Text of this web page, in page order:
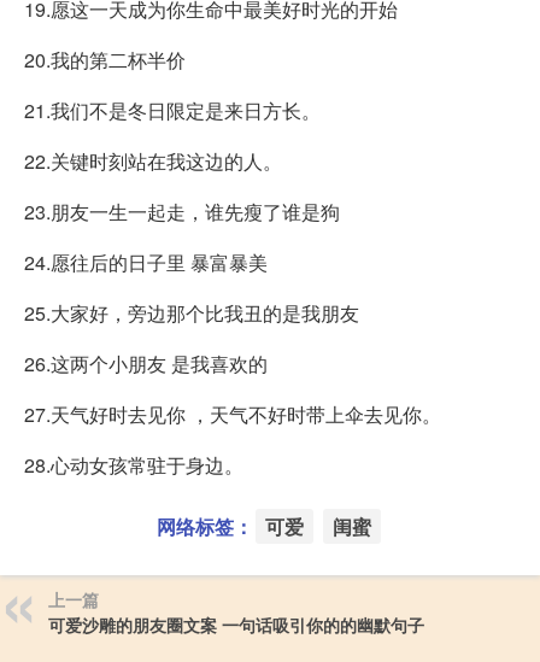
19.愿这一天成为你生命中最美好时光的开始
20.我的第二杯半价
21.我们不是冬日限定是来日方长。
22.关键时刻站在我这边的人。
23.朋友一生一起走，谁先瘦了谁是狗
24.愿往后的日子里 暴富暴美
25.大家好，旁边那个比我丑的是我朋友
26.这两个小朋友 是我喜欢的
27.天气好时去见你 ，天气不好时带上伞去见你。
28.心动女孩常驻于身边。
网络标签： 可爱 闺蜜
上一篇
可爱沙雕的朋友圈文案 一句话吸引你的的幽默句子